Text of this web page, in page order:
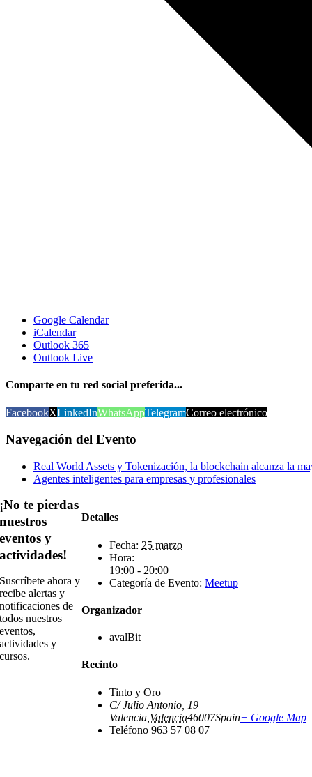
Google Calendar
iCalendar
Outlook 365
Outlook Live
Comparte en tu red social preferida...
FacebookXLinkedInWhatsAppTelegramCorreo electrónico
Navegación del Evento
Real World Assets y Tokenización, la blockchain alcanza la
Agentes inteligentes para empresas y profesionales
Detalles
Fecha: 25 marzo
Hora:
19:00 - 20:00
Categoría de Evento: Meetup
Organizador
avalBit
Recinto
Tinto y Oro
C/ Julio Antonio, 19
Valencia Valencia46007Spain+ Google Map
Teléfono 963 57 08 07
¡No te pierdas
nuestros
eventos y
actividades!
Suscríbete ahora y
recibe alertas y
notificaciones de
todos nuestros
eventos,
actividades y
cursos.